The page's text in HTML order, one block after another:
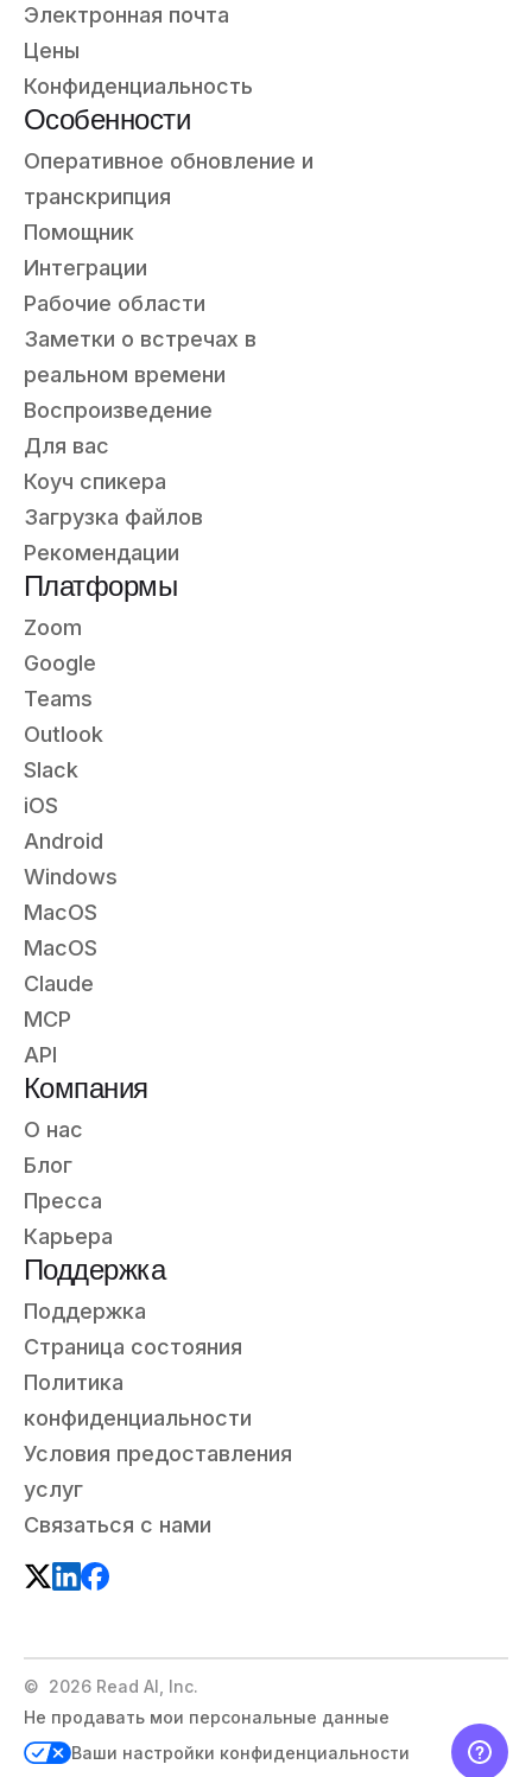
Электронная почта
Цены
Конфиденциальность
Особенности
Оперативное обновление и
транскрипция
Помощник
Интеграции
Рабочие области
Заметки о встречах в
реальном времени
Воспроизведение
Для вас
Коуч спикера
Загрузка файлов
Рекомендации
Платформы
Zoom
Google
Teams
Outlook
Slack
iOS
Android
Windows
MacOS
MacOS
Claude
MCP
API
Компания
О нас
Блог
Пресса
Карьера
Поддержка
Поддержка
Страница состояния
Политика
конфиденциальности
Условия предоставления
услуг
Связаться с нами
© 2026 Read AI, Inc.
Не продавать мои персональные данные
Ваши настройки конфиденциальности